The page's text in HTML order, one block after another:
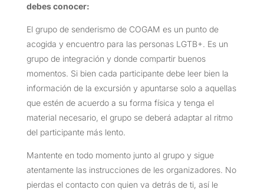
debes conocer:
El grupo de senderismo de COGAM es un punto de
acogida y encuentro para las personas LGTB+. Es un
grupo de integración y donde compartir buenos
momentos. Si bien cada participante debe leer bien la
información de la excursión y apuntarse solo a aquellas
que estén de acuerdo a su forma física y tenga el
material necesario, el grupo se deberá adaptar al ritmo
del participante más lento.
Mantente en todo momento junto al grupo y sigue
atentamente las instrucciones de les organizadores. No
pierdas el contacto con quien va detrás de ti, así le